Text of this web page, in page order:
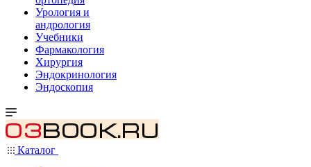
Урология и
андрология
Учебники
Фармакология
Хирургия
Эндокринология
Эндоскопия
Каталог